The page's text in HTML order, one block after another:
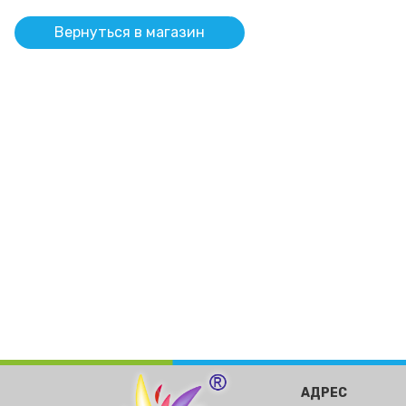
Вернуться в магазин
АДРЕС